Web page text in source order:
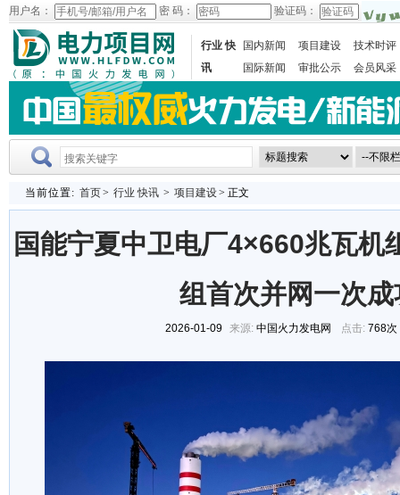
用户名： 密 码： 验证码：
行业 快
讯
国内新闻 项目建设
技术时评
国际新闻
审批公示 会员风采
当前位置: 首页> 行业 快讯 > 项目建设> 正文
国能宁夏中卫电厂4×660兆瓦机
组首次并网一次成
2026-01-09 来源: 中国火力发电网 点击: 768次